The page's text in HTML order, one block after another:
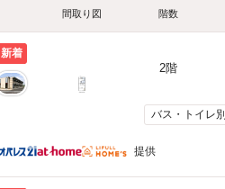
間取り図 階数
新着
2階
バス・トイレ別
提供